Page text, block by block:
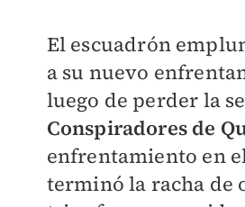
El escuadrón
a su nuevo
luego de perder la
Conspiradores de
enfrentamiento en
terminó la racha de